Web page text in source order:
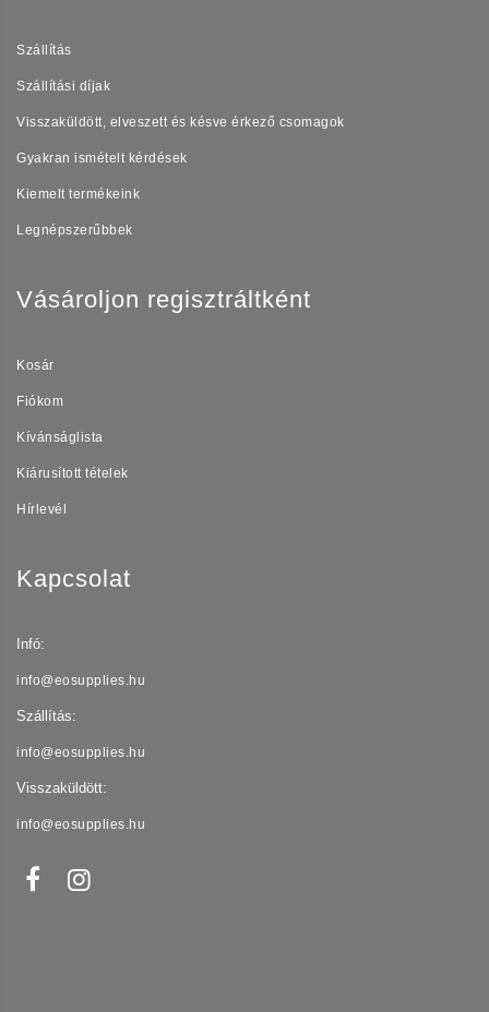
Szállítás
Szállítási díjak
Visszaküldött, elveszett és késve érkező csomagok
Gyakran ismételt kérdések
Kiemelt termékeink
Legnépszerűbbek
Vásároljon regisztráltként
Kosár
Fiókom
Kívánságlista
Kiárusított tételek
Hírlevél
Kapcsolat
Infó:
info@eosupplies.hu
Szállítás:
info@eosupplies.hu
Visszaküldött:
info@eosupplies.hu